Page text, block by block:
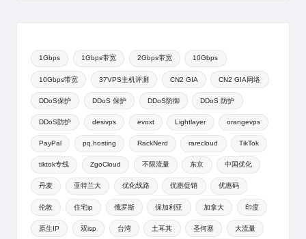
1Gbps 1Gbps带宽 2Gbps带宽 10Gbps
10Gbps带宽 37VPS主机评测 CN2 GIA CN2 GIA网络
DDoS保护 DDoS 保护 DDoS防御 DDoS 防护
DDoS防护 desivps evoxt Lightlayer orangevps
PayPal pq.hosting RackNerd rarecloud TikTok
tiktok专线 ZgoCloud 不限流量 东京 中国优化
丹麦 亚特兰大 优化线路 优惠促销 优惠码
伦敦 住宅ip 俄罗斯 保加利亚 加拿大 印度
原生IP 双isp 台湾 土耳其 圣何塞 大流量